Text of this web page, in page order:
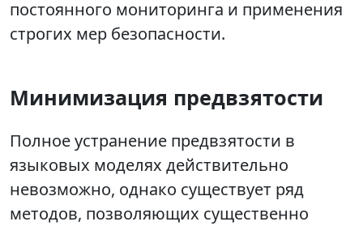
постоянного мониторинга и применения
строгих мер безопасности.
Минимизация предвзятости
Полное устранение предвзятости в
языковых моделях действительно
невозможно, однако существует ряд
методов, позволяющих существенно